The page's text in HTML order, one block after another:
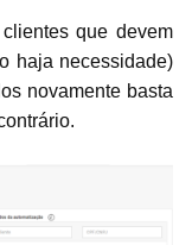
que devem
haja necessidade)
novamente basta